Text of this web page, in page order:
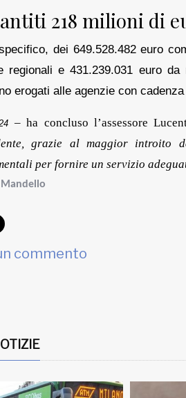
218 milioni di
dei 649.528.482 euro
regionali e 431.239.031 euro
erogati alle agenzie con
– ha concluso l’assessore
grazie al maggior introito
per fornire un servizio
Mandello
commento